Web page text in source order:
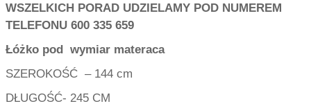
WSZELKICH PORAD UDZIELAMY POD NUMEREM
TELEFONU 600 335 659
Łóżko pod wymiar materaca
SZEROKOŚĆ – 144 cm
DŁUGOŚĆ- 245 CM